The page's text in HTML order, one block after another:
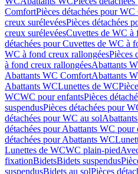
ComfortPièces détachées pour
creux surélevéesPièces détachées
creux surélevéesCuvettes de WC à
détachées pour Cuvettes de WC à
WC à fond creux rallongéesPièces
à fond creux rallongéesAbattants
Abattants WC ComfortAbattants
Abattants WCLunettes de WC
WCWC pour enfantsPièces
suspendusPièces détachées pour
détachées pour WC au sol
détachées pour Abattants WC pour
détachées pour Abattants WC
Lunettes de WCWC plain-pied
fixationBidetsBidets suspendus
suspendusBidets au solPièces